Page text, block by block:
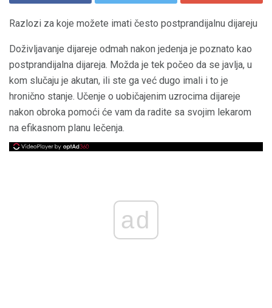
Razlozi za koje možete imati često postprandijalnu dijareju
Doživljavanje dijareje odmah nakon jedenja je poznato kao
postprandijalna dijareja. Možda je tek počeo da se javlja, u
kom slučaju je akutan, ili ste ga već dugo imali i to je
hronično stanje. Učenje o uobičajenim uzrocima dijareje
nakon obroka pomoći će vam da radite sa svojim lekarom
na efikasnom planu lečenja.
ad